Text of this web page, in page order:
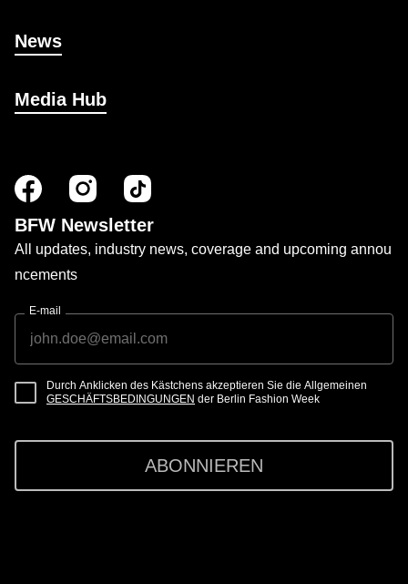
News
Media Hub
BFW Newsletter
All updates, industry news, coverage and upcoming annou
ncements
E-mail
Durch Anklicken des Kästchens akzeptieren Sie die Allgemeinen
GESCHÄFTSBEDINGUNGEN der Berlin Fashion Week
ABONNIEREN